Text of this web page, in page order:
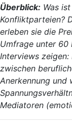
Überblick: Was
Konfliktparteien?
erleben sie die
Umfrage unter 60
Interviews
zwischen
Anerkennung und
Mediatoren